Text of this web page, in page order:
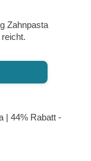
Zahnpasta
| 44% Rabatt -